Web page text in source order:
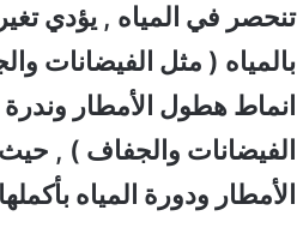
تنحصر في المياه , يؤدي
بالمياه ( مثل الفيضانات
انماط هطول الأمطار وندرة
الفيضانات والجفاف ) ,
الأمطار ودورة المياه